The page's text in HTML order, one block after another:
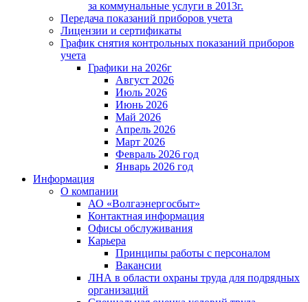
за коммунальные услуги в 2013г.
Передача показаний приборов учета
Лицензии и сертификаты
График снятия контрольных показаний приборов
учета
Графики на 2026г
Август 2026
Июль 2026
Июнь 2026
Май 2026
Апрель 2026
Март 2026
Февраль 2026 год
Январь 2026 год
Информация
О компании
АО «Волгаэнергосбыт»
Контактная информация
Офисы обслуживания
Карьера
Принципы работы с персоналом
Вакансии
ЛНА в области охраны труда для подрядных
организаций